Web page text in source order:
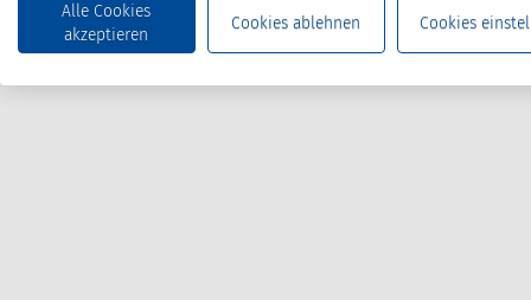
Alle Cookies
akzeptieren
Cookies ablehnen Cookies